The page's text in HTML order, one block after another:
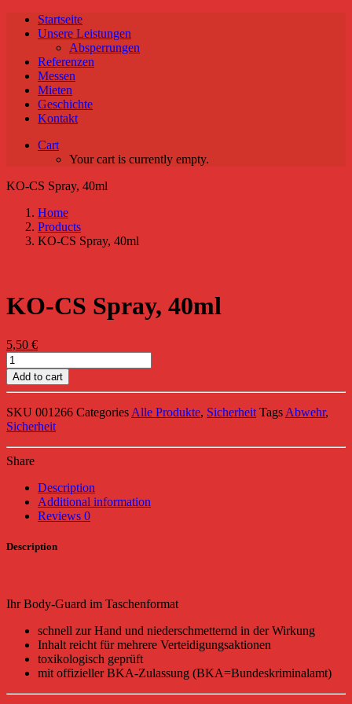
Startseite
Unsere Leistungen
Absperrungen
Referenzen
Messen
Mieten
Geschichte
Kontakt
Cart
Your cart is currently empty.
KO-CS Spray, 40ml
Home
Products
KO-CS Spray, 40ml
KO-CS Spray, 40ml
5,50 €
KO-
CS
Spray,
quantity
Add to cart
SKU 001266 Categories Alle Produkte, Sicherheit Tags Abwehr,
Sicherheit
Share
Description
Additional information
Reviews 0
Description
Ihr Body-Guard im Taschenformat
schnell zur Hand und niederschmetternd in der Wirkung
Inhalt reicht für mehrere Verteidigungsaktionen
toxikologisch geprüft
mit offizieller BKA-Zulassung (BKA=Bundeskriminalamt)